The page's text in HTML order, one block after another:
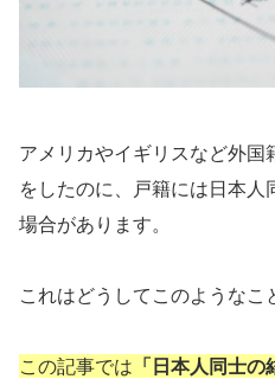
アメリカやイギリスなど外
をしたのに、戸籍には日本
場合があります。
これはどうしてこのようなこ
この記事では 「日本人同士